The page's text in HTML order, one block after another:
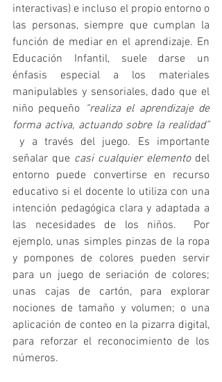
interactivas) e incluso el propio entorno o
las personas, siempre que cumplan la
función de mediar en el aprendizaje. En
Educación Infantil, suele darse un
énfasis especial a los materiales
manipulables y sensoriales, dado que el
niño pequeño “realiza el aprendizaje de
forma activa, actuando sobre la realidad”
y a través del juego. Es importante
señalar que casi cualquier elemento del
entorno puede convertirse en recurso
educativo si el docente lo utiliza con una
intención pedagógica clara y adaptada a
las necesidades de los niños.  Por
ejemplo, unas simples pinzas de la ropa
y pompones de colores pueden servir
para un juego de seriación de colores;
unas cajas de cartón, para explorar
nociones de tamaño y volumen; o una
aplicación de conteo en la pizarra digital,
para reforzar el reconocimiento de los
números.